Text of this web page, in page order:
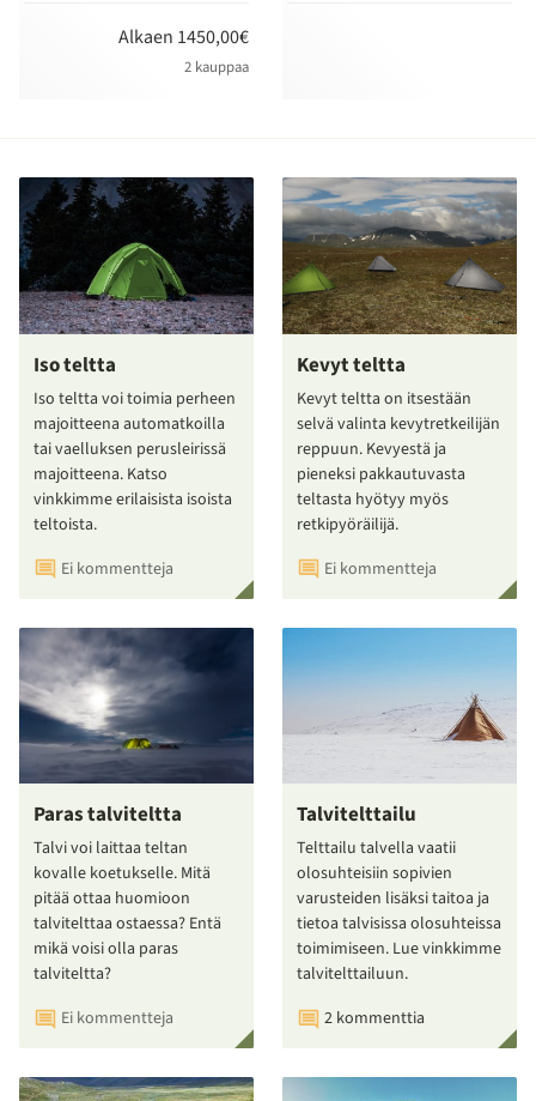
Alkaen 1450,00€
2 kauppaa
Iso teltta
Iso teltta voi toimia perheen
majoitteena automatkoilla
tai vaelluksen perusleirissä
majoitteena. Katso
vinkkimme erilaisista isoista
teltoista.
Ei kommentteja
Kevyt teltta
Kevyt teltta on itsestään
selvä valinta kevytretkeilijän
reppuun. Kevyestä ja
pieneksi pakkautuvasta
teltasta hyötyy myös
retkipyöräilijä.
Ei kommentteja
Paras talviteltta
Talvi voi laittaa teltan
kovalle koetukselle. Mitä
pitää ottaa huomioon
talvitelttaa ostaessa? Entä
mikä voisi olla paras
talviteltta?
Ei kommentteja
Talvitelttailu
Telttailu talvella vaatii
olosuhteisiin sopivien
varusteiden lisäksi taitoa ja
tietoa talvisissa olosuhteissa
toimimiseen. Lue vinkkimme
talvitelttailuun.
2 kommenttia